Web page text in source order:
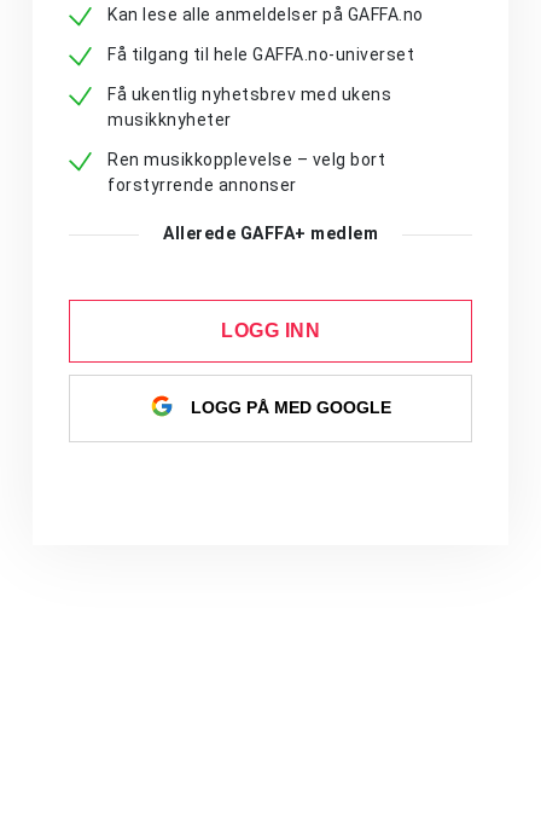
Kan lese alle anmeldelser på GAFFA.no
Få tilgang til hele GAFFA.no-universet
Få ukentlig nyhetsbrev med ukens
musikknyheter
Ren musikkopplevelse – velg bort
forstyrrende annonser
Allerede GAFFA+ medlem
LOGG INN
LOGG PÅ MED GOOGLE